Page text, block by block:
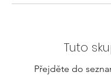
Tuto
Přejděte do